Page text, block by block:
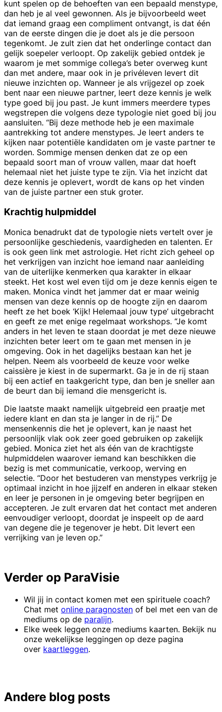
kunt spelen op de behoeften van een bepaald menstype,
dan heb je al veel gewonnen. Als je bijvoorbeeld weet
dat iemand graag een compliment ontvangt, is dat één
van de eerste dingen die je doet als je die persoon
tegenkomt. Je zult zien dat het onderlinge contact dan
gelijk soepeler verloopt. Op zakelijk gebied ontdek je
waarom je met sommige collega’s beter overweg kunt
dan met andere, maar ook in je privéleven levert dit
nieuwe inzichten op. Wanneer je als vrijgezel op zoek
bent naar een nieuwe partner, leert deze kennis je welk
type goed bij jou past. Je kunt immers meerdere types
wegstrepen die volgens deze typologie niet goed bij jou
aansluiten. “Bij deze methode heb je een maximale
aantrekking tot andere menstypes. Je leert anders te
kijken naar potentiële kandidaten om je vaste partner te
worden. Sommige mensen denken dat ze op een
bepaald soort man of vrouw vallen, maar dat hoeft
helemaal niet het juiste type te zijn. Via het inzicht dat
deze kennis je oplevert, wordt de kans op het vinden
van de juiste partner een stuk groter.
Krachtig hulpmiddel
Monica benadrukt dat de typologie niets vertelt over je
persoonlijke geschiedenis, vaardigheden en talenten. Er
is ook geen link met astrologie. Het richt zich geheel op
het verkrijgen van inzicht hoe iemand naar aanleiding
van de uiterlijke kenmerken qua karakter in elkaar
steekt. Het kost wel even tijd om je deze kennis eigen te
maken. Monica vindt het jammer dat er maar weinig
mensen van deze kennis op de hoogte zijn en daarom
heeft ze het boek ‘Kijk! Helemaal jouw type’ uitgebracht
en geeft ze met enige regelmaat workshops. “Je komt
anders in het leven te staan doordat je met deze nieuwe
inzichten beter leert om te gaan met mensen in je
omgeving. Ook in het dagelijks bestaan kan het je
helpen. Neem als voorbeeld de keuze voor welke
caissière je kiest in de supermarkt. Ga je in de rij staan
bij een actief en taakgericht type, dan ben je sneller aan
de beurt dan bij iemand die mensgericht is.
Die laatste maakt namelijk uitgebreid een praatje met
iedere klant en dan sta je langer in de rij.” De
mensenkennis die het je oplevert, kan je naast het
persoonlijk vlak ook zeer goed gebruiken op zakelijk
gebied. Monica ziet het als één van de krachtigste
hulpmiddelen waarover iemand kan beschikken die
bezig is met communicatie, verkoop, werving en
selectie. “Door het bestuderen van menstypes verkrijg je
optimaal inzicht in hoe jijzelf en anderen in elkaar steken
en leer je personen in je omgeving beter begrijpen en
accepteren. Je zult ervaren dat het contact met anderen
eenvoudiger verloopt, doordat je inspeelt op de aard
van degene die je tegenover je hebt. Dit levert een
verrijking van je leven op.”
Verder op ParaVisie
Wil jij in contact komen met een spirituele coach?
Chat met online paragnosten of bel met een van de
mediums op de paralijn.
Elke week leggen onze mediums kaarten. Bekijk nu
onze wekelijkse leggingen op deze pagina
over kaartleggen.
Andere blog posts